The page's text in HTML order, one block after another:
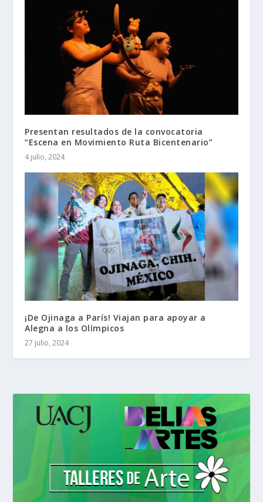
Presentan resultados de la convocatoria
“Escena en Movimiento Ruta Bicentenario”
4 julio, 2024
¡De Ojinaga a París! Viajan para apoyar a
Alegna a los Olímpicos
27 julio, 2024